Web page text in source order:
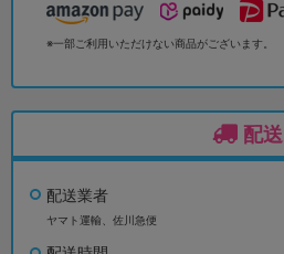
※一部ご利用いただけない商品がございます。
配送
配送業者
ヤマト運輸、佐川急便